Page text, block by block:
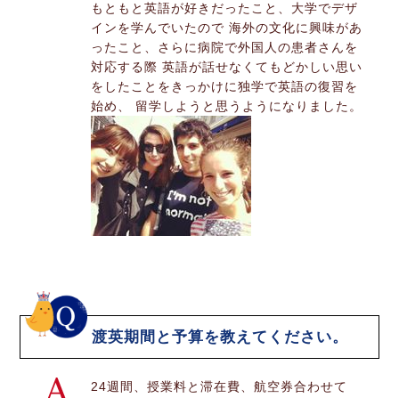
もともと英語が好きだったこと、大学でデザ
インを学んでいたので 海外の文化に興味があ
ったこと、さらに病院で外国人の患者さんを
対応する際 英語が話せなくてもどかしい思い
をしたことをきっかけに独学で英語の復習を
始め、 留学しようと思うようになりました。
渡英期間と予算を教えてください。
24週間、授業料と滞在費、航空券合わせて